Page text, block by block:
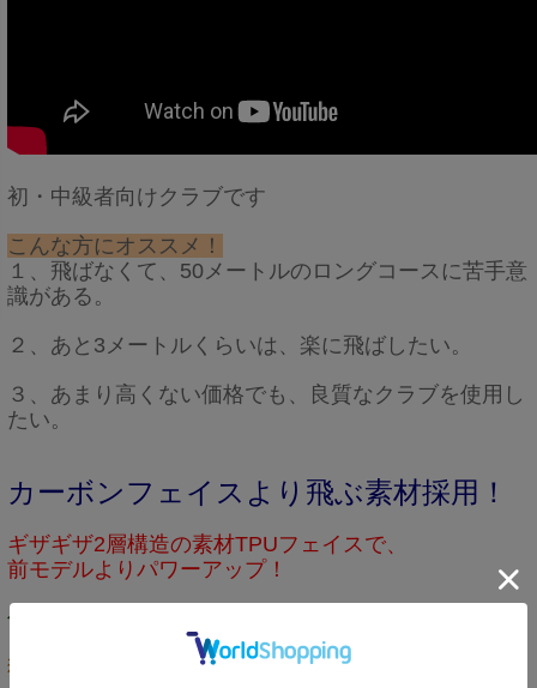
初・中級者向けクラブです
こんな方にオススメ！
１、飛ばなくて、50メートルのロングコースに苦手意
識がある。
２、あと3メートルくらいは、楽に飛ばしたい。
３、あまり高くない価格でも、良質なクラブを使用し
たい。
カーボンフェイスより飛ぶ素材採用！
ギザギザ2層構造の素材TPUフェイスで、
前モデルよりパワーアップ！
傷に強いTPU素材は、打感も優れる！
狙いやすいターゲットライン